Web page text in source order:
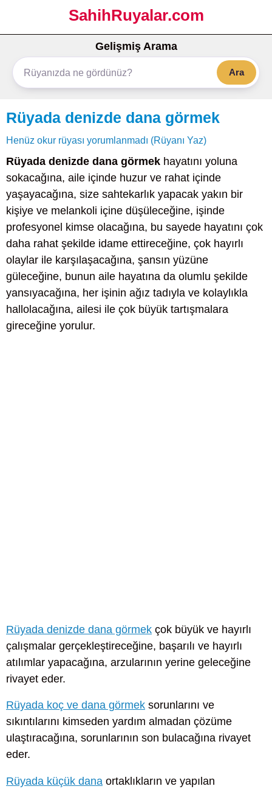
SahihRuyalar.com
Gelişmiş Arama
Ara
Rüyada denizde dana görmek
Henüz okur rüyası yorumlanmadı (Rüyanı Yaz)
Rüyada denizde dana görmek hayatını yoluna
sokacağına, aile içinde huzur ve rahat içinde
yaşayacağına, size sahtekarlık yapacak yakın bir
kişiye ve melankoli içine düşüleceğine, işinde
profesyonel kimse olacağına, bu sayede hayatını çok
daha rahat şekilde idame ettireceğine, çok hayırlı
olaylar ile karşılaşacağına, şansın yüzüne
güleceğine, bunun aile hayatına da olumlu şekilde
yansıyacağına, her işinin ağız tadıyla ve kolaylıkla
hallolacağına, ailesi ile çok büyük tartışmalara
gireceğine yorulur.
Rüyada denizde dana görmek çok büyük ve hayırlı
çalışmalar gerçekleştireceğine, başarılı ve hayırlı
atılımlar yapacağına, arzularının yerine geleceğine
rivayet eder.
Rüyada koç ve dana görmek sorunlarını ve
sıkıntılarını kimseden yardım almadan çözüme
ulaştıracağına, sorunlarının son bulacağına rivayet
eder.
Rüyada küçük dana ortaklıkların ve yapılan